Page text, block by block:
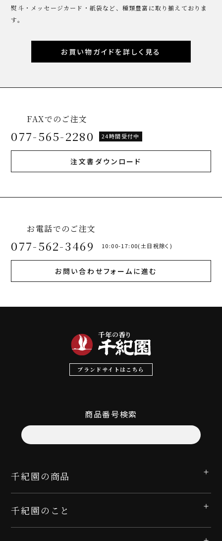
熨斗・メッセージカード・紙袋など、種類豊富に取り揃えておりま
す。
お買い物ガイドを詳しく見る
FAXでのご注文
077-565-2280 24時間受付中
注文書ダウンロード
お電話でのご注文
077-562-3469 10:00-17:00(土日祝除く)
お問い合わせフォームに進む
ブランドサイトはこちら
商品番号検索
千紀園の商品
千紀園のこと